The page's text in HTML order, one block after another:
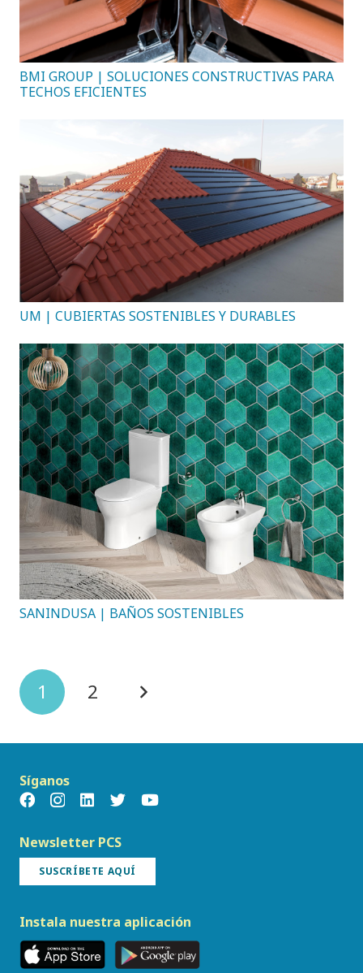
BMI GROUP | SOLUCIONES CONSTRUCTIVAS PARA
TECHOS EFICIENTES
UM | CUBIERTAS SOSTENIBLES Y DURABLES
SANINDUSA | BAÑOS SOSTENIBLES
1 2
Síganos
Newsletter PCS
SUSCRÍBETE AQUÍ
Instala nuestra aplicación